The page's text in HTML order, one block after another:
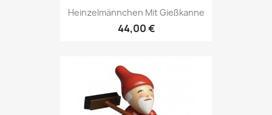
Heinzelmännchen Mit Gießkanne
44,00 €